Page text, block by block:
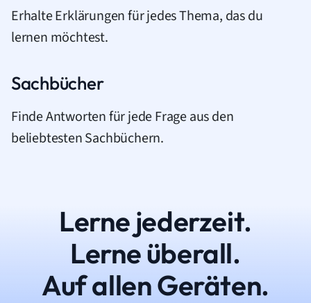
Erhalte Erklärungen für jedes Thema, das du
lernen möchtest.
Sachbücher
Finde Antworten für jede Frage aus den
beliebtesten Sachbüchern.
Lerne jederzeit.
Lerne überall.
Auf allen Geräten.